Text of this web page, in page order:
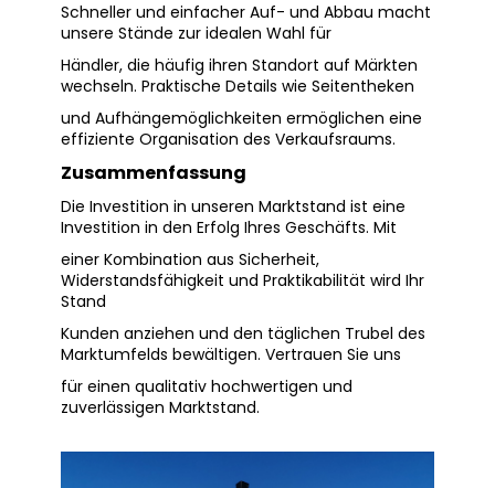
Schneller und einfacher Auf- und Abbau macht
unsere Stände zur idealen Wahl für
Händler, die häufig ihren Standort auf Märkten
wechseln. Praktische Details wie Seitentheken
und Aufhängemöglichkeiten ermöglichen eine
effiziente Organisation des Verkaufsraums.
Zusammenfassung
Die Investition in unseren Marktstand ist eine
Investition in den Erfolg Ihres Geschäfts. Mit
einer Kombination aus Sicherheit,
Widerstandsfähigkeit und Praktikabilität wird Ihr
Stand
Kunden anziehen und den täglichen Trubel des
Marktumfelds bewältigen. Vertrauen Sie uns
für einen qualitativ hochwertigen und
zuverlässigen Marktstand.